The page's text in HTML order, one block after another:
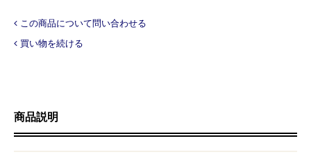
この商品について問い合わせる
買い物を続ける
商品説明